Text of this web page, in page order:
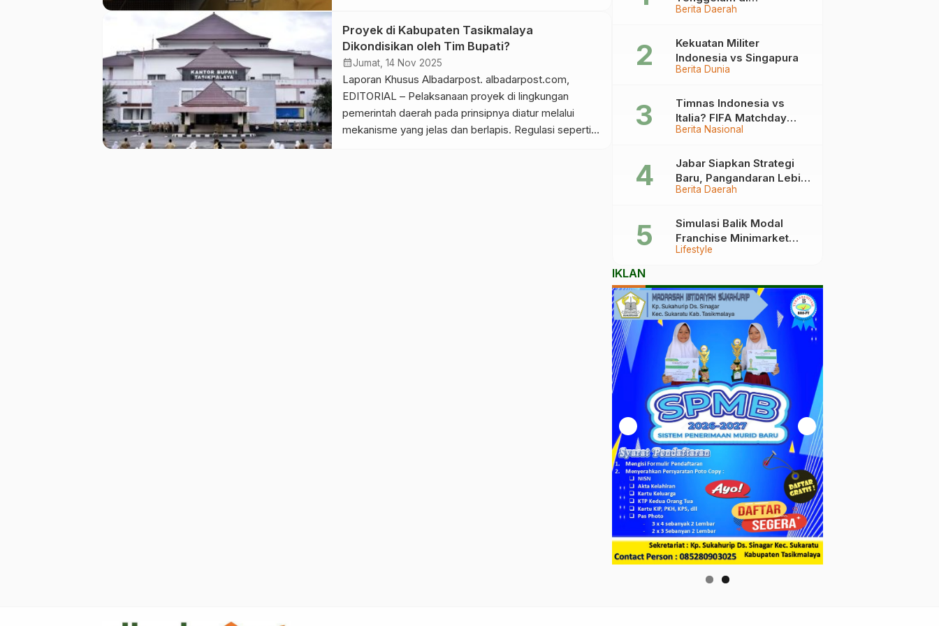
stunting melalui penguatan sinergi lintas sektor.
Penegasan itu disampaikan Wakil Bupati Tasikmalaya
dalam Advokasi Program Bangga Kencana, Senin, 15
Desember 2025. Langkah ini menjadi krusial karena
posisi […]
Proyek di Kabupaten Tasikmalaya
Dikondisikan oleh Tim Bupati?
calendar_monthJumat, 14 Nov 2025
Laporan Khusus Albadarpost. albadarpost.com,
EDITORIAL – Pelaksanaan proyek di lingkungan
pemerintah daerah pada prinsipnya diatur melalui
mekanisme yang jelas dan berlapis. Regulasi seperti
Berita Daerah
Pangandaran Berakhir
Berita Dunia
Kekuatan Militer
Indonesia vs Singapura
Berita Nasional
Timnas Indonesia vs
Italia? FIFA Matchday
2026 Jadi Laga Terbesar
Berita Daerah
Jabar Siapkan Strategi
Baru, Pangandaran Lebih
Mudah Dijangkau
Lifestyle
Simulasi Balik Modal
Franchise Minimarket
2026
IKLAN